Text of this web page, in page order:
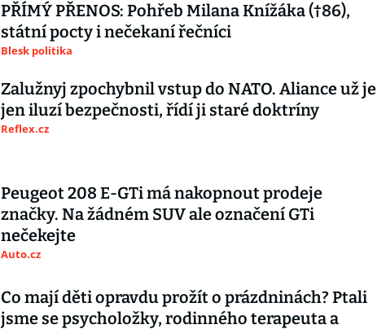
PŘÍMÝ PŘENOS: Pohřeb Milana Knížáka (†86),
státní pocty i nečekaní řečníci
Blesk politika
Zalužnyj zpochybnil vstup do NATO. Aliance už je
jen iluzí bezpečnosti, řídí ji staré doktríny
Reflex.cz
Peugeot 208 E-GTi má nakopnout prodeje
značky. Na žádném SUV ale označení GTi
nečekejte
Auto.cz
Co mají děti opravdu prožít o prázdninách? Ptali
jsme se psycholožky, rodinného terapeuta a